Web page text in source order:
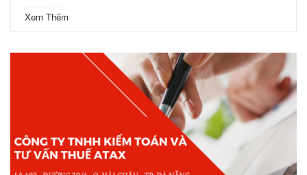
Xem Thêm